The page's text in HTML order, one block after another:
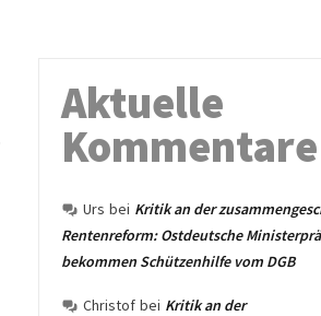
Aktuelle
Kommentare
Urs bei Kritik an der
Rentenreform: Ostdeutsche
bekommen Schützenhilfe vom DGB
Christof bei Kritik an der